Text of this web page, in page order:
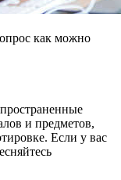
как можно
и предметов,
Если у вас